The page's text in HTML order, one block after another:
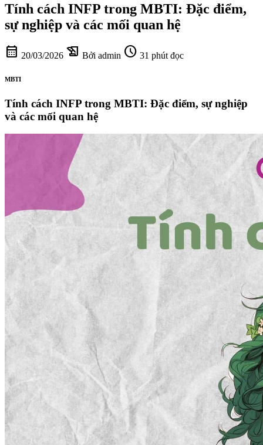
Tính cách INFP trong MBTI: Đặc điểm,
sự nghiệp và các mối quan hệ
calendar_month 20/03/2026 history_edu Bởi admin schedule 31 phút đọc
MBTI
Tính cách INFP trong MBTI: Đặc điểm, sự nghiệp
và các mối quan hệ